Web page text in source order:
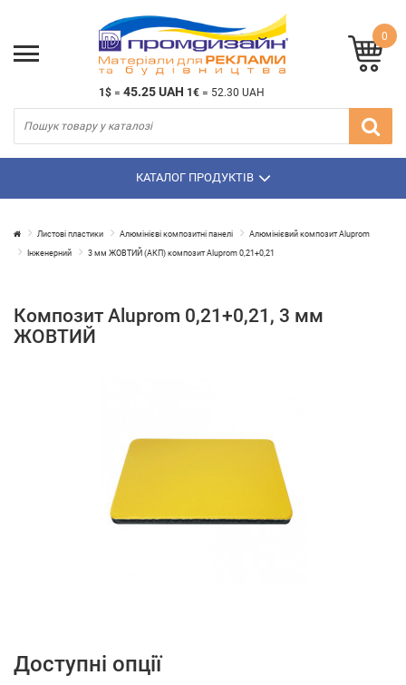
1$ = 45.25 UAH 1€ = 52.30 UAH
0
КАТАЛОГ ПРОДУКТІВ
Листові пластики Алюмінієві композитні панелі Алюмінієвий композит Aluprom
Інженерний 3 мм ЖОВТИЙ (АКП) композит Aluprom 0,21+0,21
Композит Aluprom 0,21+0,21, 3 мм
ЖОВТИЙ
Доступні опції